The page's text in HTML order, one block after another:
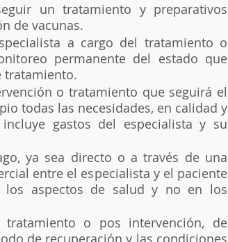
un tratamiento y preparativos
de vacunas.
a cargo del tratamiento o
permanente del estado que
tratamiento.
o tratamiento que seguirá el
todas las necesidades, en calidad y
gastos del especialista y su
ya sea directo o a través de una
entre el especialista y el paciente
aspectos de salud y no en los
o pos intervención, de
de recuperación y las condiciones